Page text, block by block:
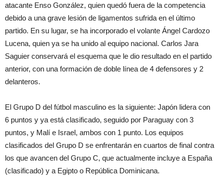
atacante Enso González, quien quedó fuera de la competencia
debido a una grave lesión de ligamentos sufrida en el último
partido. En su lugar, se ha incorporado el volante Ángel Cardozo
Lucena, quien ya se ha unido al equipo nacional. Carlos Jara
Saguier conservará el esquema que le dio resultado en el partido
anterior, con una formación de doble línea de 4 defensores y 2
delanteros.
El Grupo D del fútbol masculino es la siguiente: Japón lidera con
6 puntos y ya está clasificado, seguido por Paraguay con 3
puntos, y Malí e Israel, ambos con 1 punto. Los equipos
clasificados del Grupo D se enfrentarán en cuartos de final contra
los que avancen del Grupo C, que actualmente incluye a España
(clasificado) y a Egipto o República Dominicana.